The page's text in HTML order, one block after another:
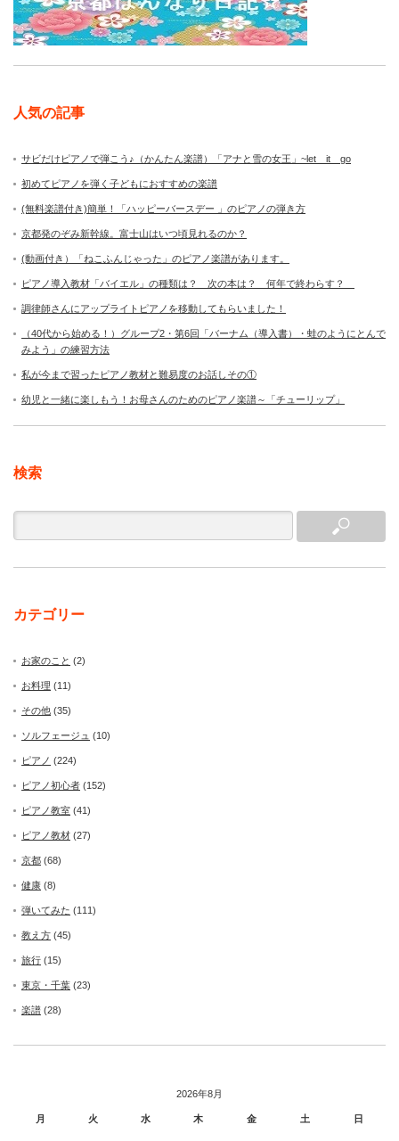
人気の記事
サビだけピアノで弾こう♪（かんたん楽譜）「アナと雪の女王」~let it go
初めてピアノを弾く子どもにおすすめの楽譜
(無料楽譜付き)簡単！「ハッピーバースデー 」のピアノの弾き方
京都発のぞみ新幹線。富士山はいつ頃見れるのか？
(動画付き）「ねこふんじゃった」のピアノ楽譜があります。
ピアノ導入教材「バイエル」の種類は？ 次の本は？ 何年で終わらす？
調律師さんにアップライトピアノを移動してもらいました！
（40代から始める！）グループ2・第6回「バーナム（導入書）・蛙のようにとんで
みよう」の練習方法
私が今まで習ったピアノ教材と難易度のお話しその①
幼児と一緒に楽しもう！お母さんのためのピアノ楽譜～「チューリップ」
検索
カテゴリー
お家のこと (2)
お料理 (11)
その他 (35)
ソルフェージュ (10)
ピアノ (224)
ピアノ初心者 (152)
ピアノ教室 (41)
ピアノ教材 (27)
京都 (68)
健康 (8)
弾いてみた (111)
教え方 (45)
旅行 (15)
東京・千葉 (23)
楽譜 (28)
2026年8月
月 火 水 木 金 土 日